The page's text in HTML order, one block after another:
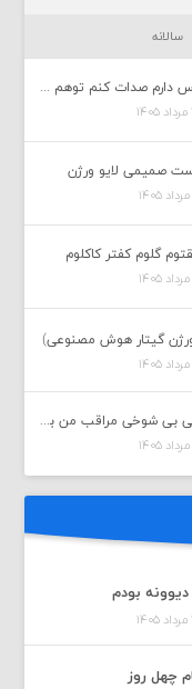
سالانه
دانلود آهنگ محمد ملایی به نام دوس دارم صدات کنم توهم بگی جونم نیمه پنهونم
صمیمی لایو ورژن
گلوم کفتر کاکلوم
گیتار هوش مصنوعی)
دانلود آهنگ مهدی فروغی به نام ولی بی شوخی مراقب من باش
بودم
چهل روز